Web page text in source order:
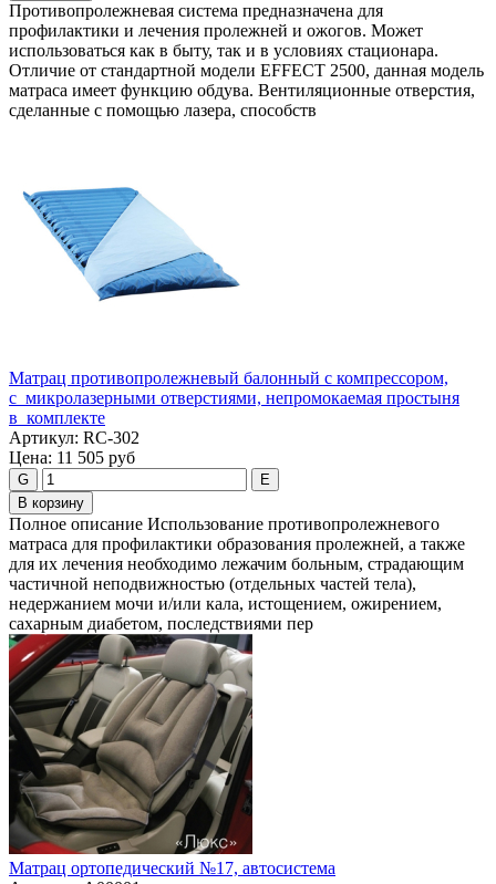
Противопролежневая система предназначена для
профилактики и лечения пролежней и ожогов. Может
использоваться как в быту, так и в условиях стационара.
Отличие от стандартной модели EFFECT 2500, данная модель
матраса имеет функцию обдува. Вентиляционные отверстия,
сделанные с помощью лазера, способств
Матрац противопролежневый балонный с компрессором,
с микролазерными отверстиями, непромокаемая простыня
в комплекте
Артикул: RC-302
Цена: 11 505 руб
G
E
В корзину
Полное описание Использование противопролежневого
матраcа для профилактики образования пролежней, а также
для их лечения необходимо лежачим больным, страдающим
частичной неподвижностью (отдельных частей тела),
недержанием мочи и/или кала, истощением, ожирением,
сахарным диабетом, последствиями пер
Матрац ортопедический №17, автосистема